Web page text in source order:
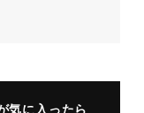
気に入ったら